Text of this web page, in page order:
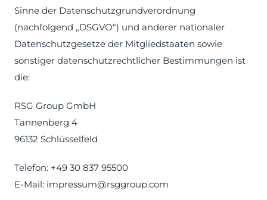
Sinne der Datenschutzgrundverordnung
(nachfolgend „DSGVO“) und anderer nationaler
Datenschutzgesetze der Mitgliedstaaten sowie
sonstiger datenschutzrechtlicher Bestimmungen ist
die:
RSG Group GmbH
Tannenberg 4
96132 Schlüsselfeld
Telefon: +49 30 837 95500
E-Mail: impressum@rsggroup.com